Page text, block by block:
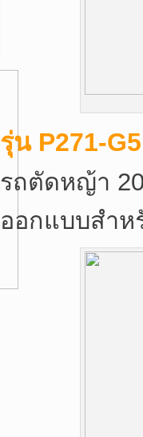
รุ่น P271-
รถตัดหญ้า
ออกแบบสำ